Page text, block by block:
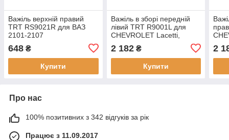
Важіль верхній правий
TRT RS9021R для ВАЗ
2101-2107
648 ₴
Купити
Важіль в зборі передній
лівий TRT R9001L для
CHEVROLET Lacetti,
Nubira, (j200), DAEWOO
Gentra, Lacetti
2 182₴
Купити
2
Про нас
100% позитивних з 342 відгуків за рік
Працює з 11.09.2017